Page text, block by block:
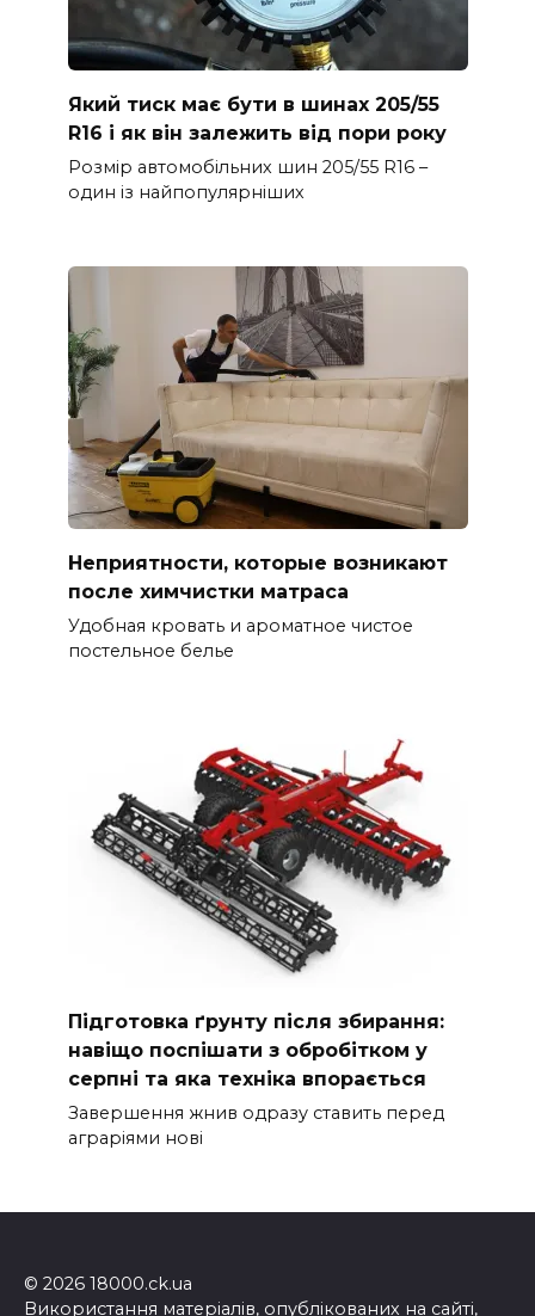
Який тиск має бути в шинах 205/55
R16 і як він залежить від пори року
Розмір автомобільних шин 205/55 R16 –
один із найпопулярніших
Неприятности, которые возникают
после химчистки матраса
Удобная кровать и ароматное чистое
постельное белье
Підготовка ґрунту після збирання:
навіщо поспішати з обробітком у
серпні та яка техніка впорається
Завершення жнив одразу ставить перед
аграріями нові
© 2026 18000.ck.ua
Використання матеріалів, опублікованих на сайті,